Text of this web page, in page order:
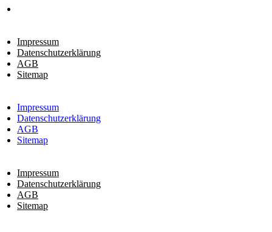
Impressum
Datenschutzerklärung
AGB
Sitemap
Impressum
Datenschutzerklärung
AGB
Sitemap
Impressum
Datenschutzerklärung
AGB
Sitemap